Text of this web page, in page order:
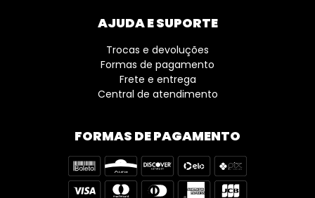
AJUDA E SUPORTE
Trocas e devoluções
Formas de pagamento
Frete e entrega
Central de atendimento
FORMAS DE PAGAMENTO